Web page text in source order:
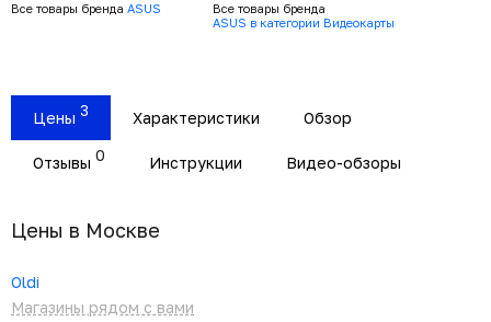
Все товары бренда ASUS
Все товары бренда
ASUS в категории Видеокарты
Цены 3 Характеристики Обзор
Отзывы 0 Инструкции Видео-обзоры
Цены в Москвe
Oldi
Магазины рядом с вами